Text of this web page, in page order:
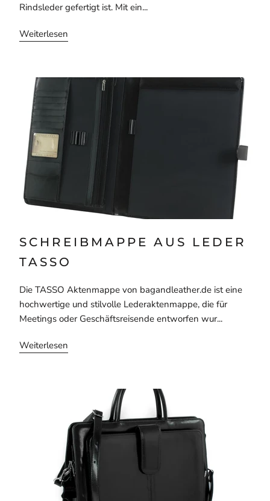
Rindsleder gefertigt ist. Mit ein...
Weiterlesen
SCHREIBMAPPE AUS LEDER
TASSO
Die TASSO Aktenmappe von bagandleather.de ist eine
hochwertige und stilvolle Lederaktenmappe, die für
Meetings oder Geschäftsreisende entworfen wur...
Weiterlesen